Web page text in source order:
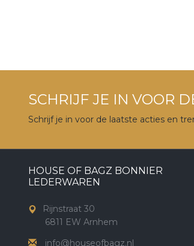
SCHRIJF JE IN VOOR
Schrijf je in voor de laatste acties en
HOUSE OF BAGZ BONNIER
LEDERWAREN
Rijnstraat 30
6811 EW Arnhem
info@houseofbagz.nl